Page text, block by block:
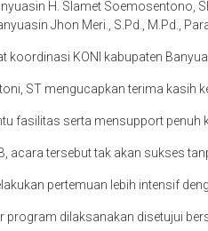
H. Slamet Soemosentono,
Jhon Meri., S.Pd., M.Pd.,
koordinasi KONI kabupaten
ST mengucapkan terima kasih
fasilitas serta mensupport penuh
acara tersebut tak akan sukses
pertemuan lebih intensif
dilaksanakan disetujui